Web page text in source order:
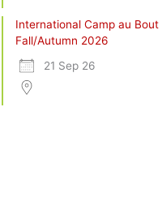
International Camp au
Fall/Autumn 2026
21 Sep 26